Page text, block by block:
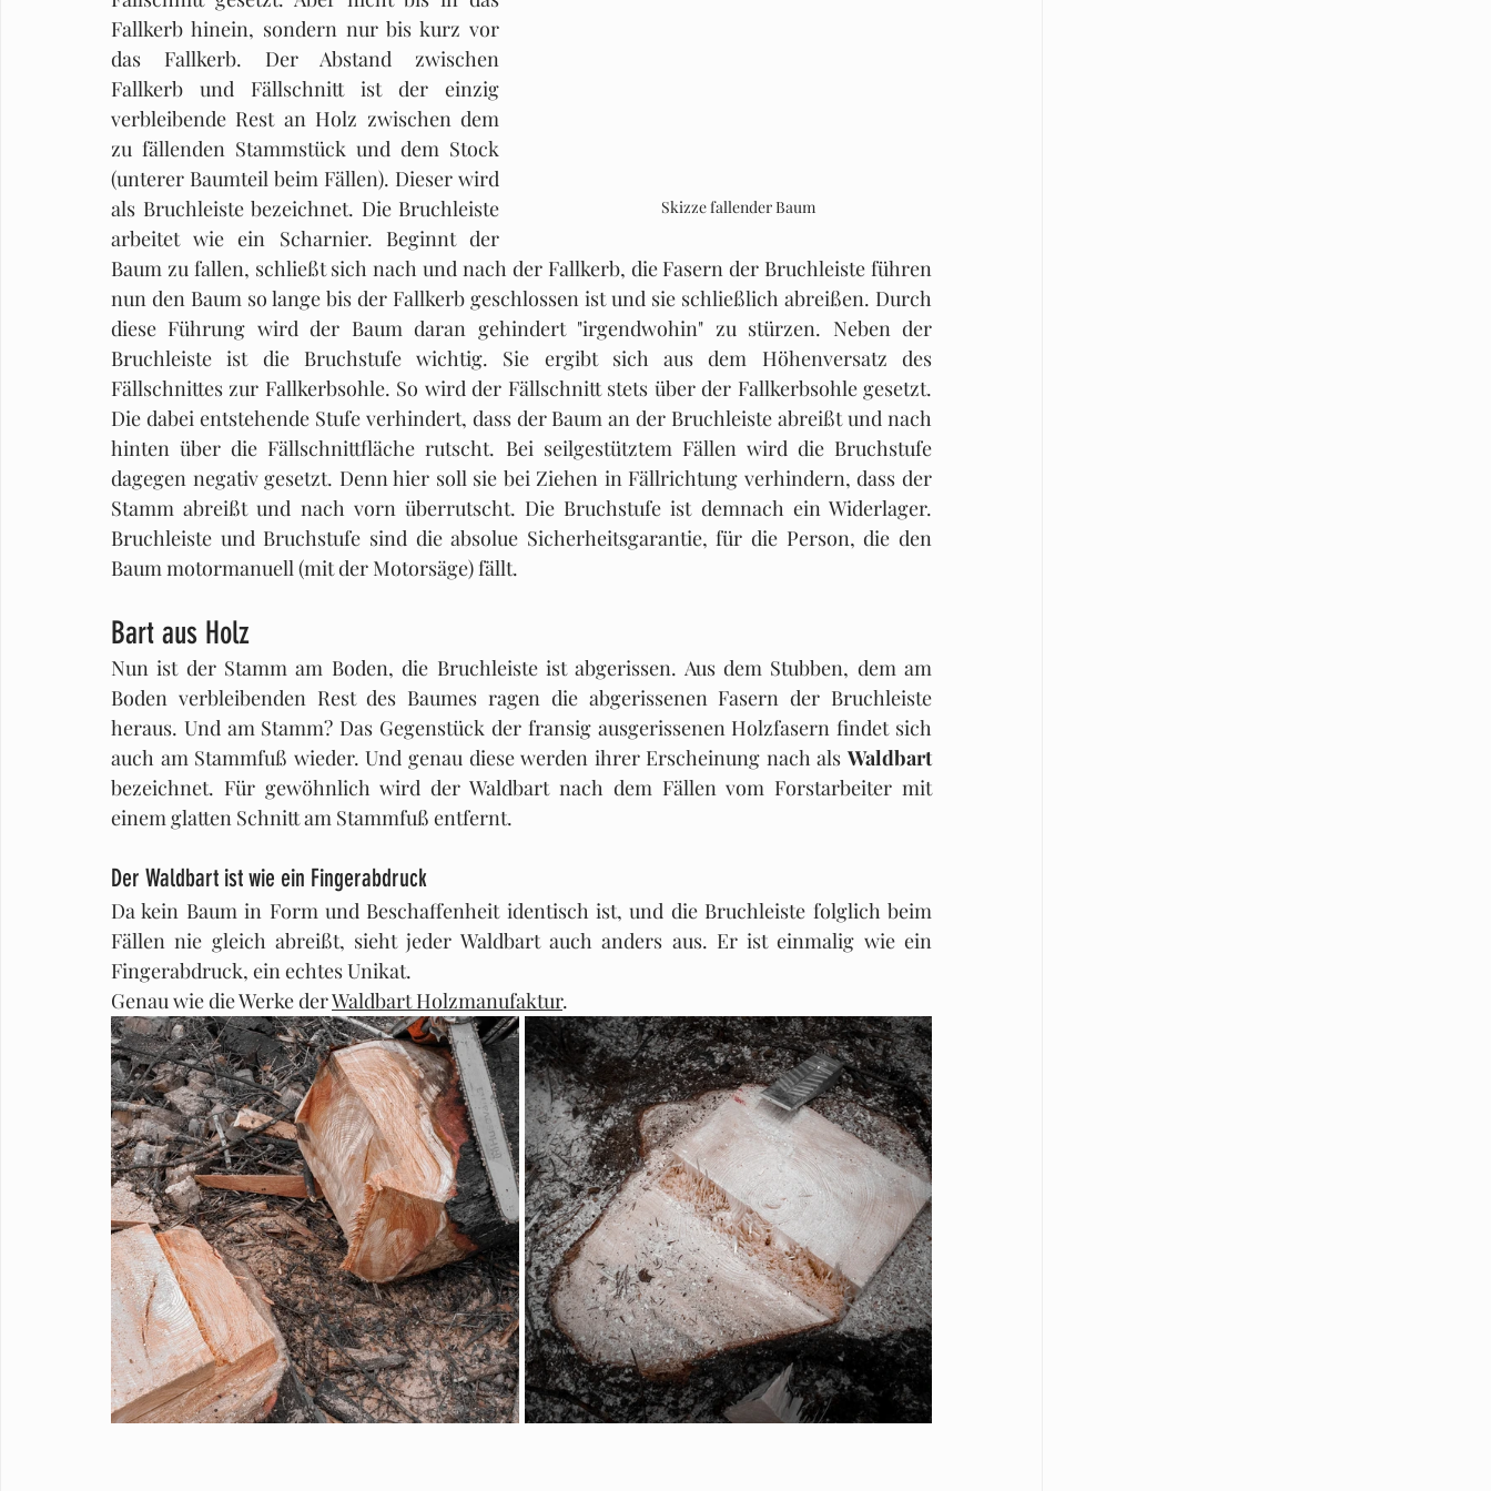
Skizze fallender Baum
Fallkerb hinein, sondern nur bis kurz vor
das Fallkerb. Der Abstand zwischen
Fallkerb und Fällschnitt ist der einzig
verbleibende Rest an Holz zwischen dem
zu fällenden Stammstück und dem Stock
(unterer Baumteil beim Fällen). Dieser wird
als Bruchleiste bezeichnet. Die Bruchleiste
arbeitet wie ein Scharnier. Beginnt der
Baum zu fallen, schließt sich nach und nach der Fallkerb, die Fasern der Bruchleiste führen
nun den Baum so lange bis der Fallkerb geschlossen ist und sie schließlich abreißen. Durch
diese Führung wird der Baum daran gehindert "irgendwohin" zu stürzen. Neben der
Bruchleiste ist die Bruchstufe wichtig. Sie ergibt sich aus dem Höhenversatz des
Fällschnittes zur Fallkerbsohle. So wird der Fällschnitt stets über der Fallkerbsohle gesetzt.
Die dabei entstehende Stufe verhindert, dass der Baum an der Bruchleiste abreißt und nach
hinten über die Fällschnittfläche rutscht. Bei seilgestütztem Fällen wird die Bruchstufe
dagegen negativ gesetzt. Denn hier soll sie bei Ziehen in Fällrichtung verhindern, dass der
Stamm abreißt und nach vorn überrutscht. Die Bruchstufe ist demnach ein Widerlager.
Bruchleiste und Bruchstufe sind die absolue Sicherheitsgarantie, für die Person, die den
Baum motormanuell (mit der Motorsäge) fällt.
Bart aus Holz
Nun ist der Stamm am Boden, die Bruchleiste ist abgerissen. Aus dem Stubben, dem am
Boden verbleibenden Rest des Baumes ragen die abgerissenen Fasern der Bruchleiste
heraus. Und am Stamm? Das Gegenstück der fransig ausgerissenen Holzfasern findet sich
auch am Stammfuß wieder. Und genau diese werden ihrer Erscheinung nach als Waldbart
bezeichnet. Für gewöhnlich wird der Waldbart nach dem Fällen vom Forstarbeiter mit
einem glatten Schnitt am Stammfuß entfernt.
Der Waldbart ist wie ein Fingerabdruck
Da kein Baum in Form und Beschaffenheit identisch ist, und die Bruchleiste folglich beim
Fällen nie gleich abreißt, sieht jeder Waldbart auch anders aus. Er ist einmalig wie ein
Fingerabdruck, ein echtes Unikat.
Genau wie die Werke der Waldbart Holzmanufaktur.